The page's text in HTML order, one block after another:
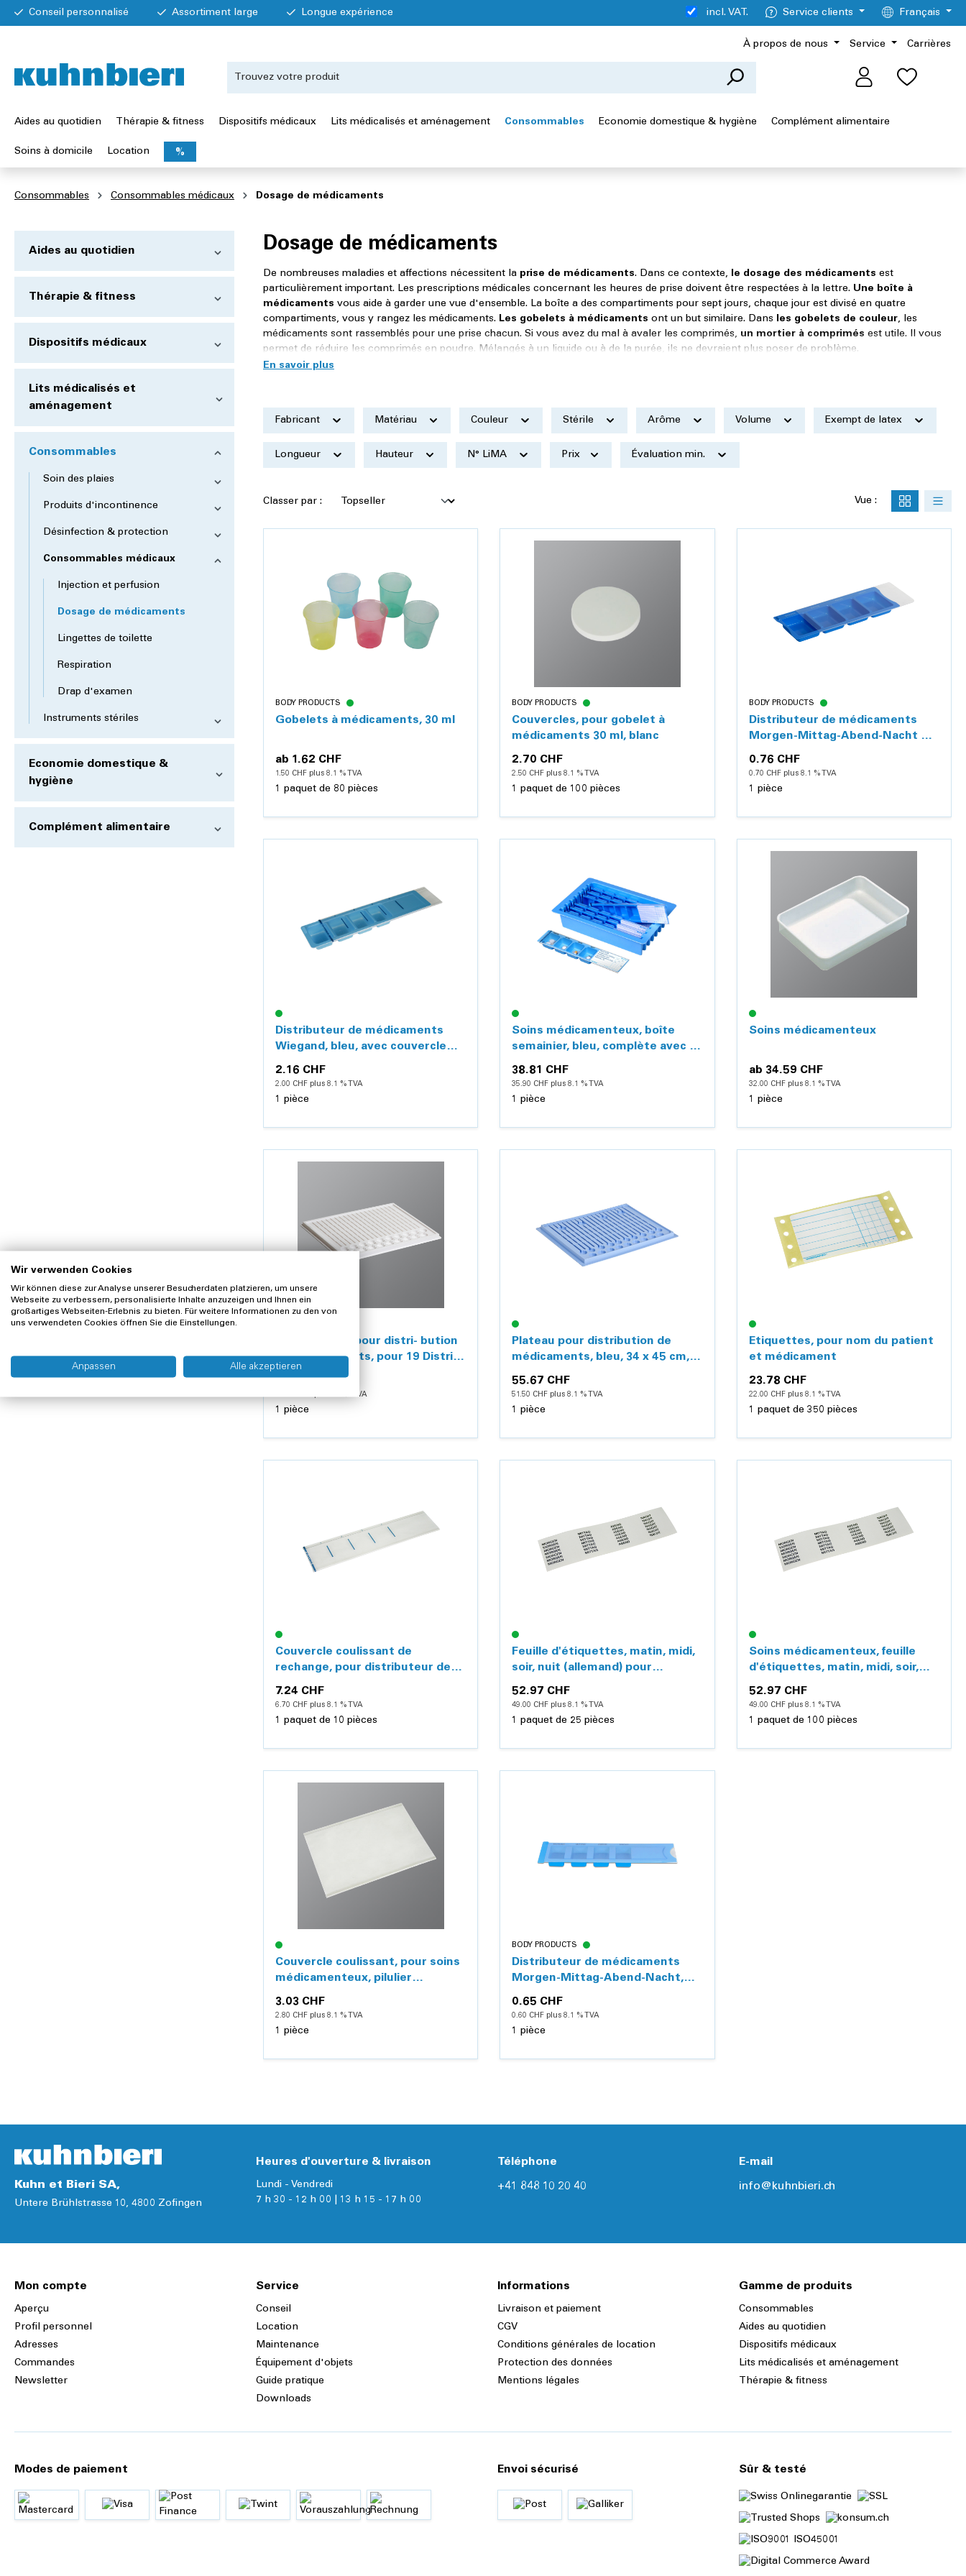
Conseil personnalisé Assortiment large Longue expérience incl. VAT. Service clients Français
À propos de nous Service Carrières
Aides au quotidien Thérapie & fitness Dispositifs médicaux Lits médicalisés et aménagement Consommables Economie domestique & hygiène Complément alimentaire
Soins à domicile Location %
Consommables Consommables médicaux Dosage de médicaments
Aides au quotidien
Thérapie & fitness
Dispositifs médicaux
Lits médicalisés et
aménagement
Consommables
Soin des plaies
Produits d'incontinence
Désinfection & protection
Consommables médicaux
Injection et perfusion
Dosage de médicaments
Lingettes de toilette
Respiration
Drap d'examen
Instruments stériles
Economie domestique &
hygiène
Complément alimentaire
Dosage de médicaments
De nombreuses maladies et affections nécessitent la prise de médicaments. Dans ce contexte, le dosage des médicaments est
particulièrement important. Les prescriptions médicales concernant les heures de prise doivent être respectées à la lettre. Une boîte à
médicaments vous aide à garder une vue d'ensemble. La boîte a des compartiments pour sept jours, chaque jour est divisé en quatre
compartiments, vous y rangez les médicaments. Les gobelets à médicaments ont un but similaire. Dans les gobelets de couleur, les
médicaments sont rassemblés pour une prise chacun. Si vous avez du mal à avaler les comprimés, un mortier à comprimés est utile. Il vous
permet de réduire les comprimés en poudre. Mélangés à un liquide ou à de la purée, ils ne devraient plus poser de problème.
Fabricant Matériau Couleur Stérile Arôme Volume Exempt de latex
Longueur Hauteur N° LiMA Prix Évaluation min.
Classer par : Vue :
BODY PRODUCTS
Gobelets à médicaments, 30 ml
ab 1.62 CHF
1.50 CHF plus 8.1 % TVA
1 paquet de 80 pièces
BODY PRODUCTS
Couvercles, pour gobelet à
médicaments 30 ml, blanc
2.70 CHF
2.50 CHF plus 8.1 % TVA
1 paquet de 100 pièces
BODY PRODUCTS
Distributeur de médicaments
Morgen-Mittag-Abend-Nacht XL,
bleu, avec couvercle coulissant
0.76 CHF
0.70 CHF plus 8.1 % TVA
1 pièce
Distributeur de médicaments
Wiegand, bleu, avec couvercle
coulissant
2.16 CHF
2.00 CHF plus 8.1 % TVA
1 pièce
Soins médicamenteux, boîte
semainier, bleu, complète avec 7
distributeurs, etiquettes et
couvercle
38.81 CHF
35.90 CHF plus 8.1 % TVA
1 pièce
Soins médicamenteux
ab 34.59 CHF
32.00 CHF plus 8.1 % TVA
1 pièce
Plateau blanc pour distri- bution
de médicaments, pour 19 Distri-
19 médicaments
16.76 CHF
15.50 CHF plus 8.1 % TVA
1 pièce
Plateau pour distribution de
médicaments, bleu, 34 x 45 cm,
pour machine à laver
55.67 CHF
51.50 CHF plus 8.1 % TVA
1 pièce
Etiquettes, pour nom du patient
et médicament
23.78 CHF
22.00 CHF plus 8.1 % TVA
1 paquet de 350 pièces
Couvercle coulissant de
rechange, pour distributeur de
médicaments
7.24 CHF
6.70 CHF plus 8.1 % TVA
1 paquet de 10 pièces
Feuille d'étiquettes, matin, midi,
soir, nuit (allemand) pour
MediDispenser
52.97 CHF
49.00 CHF plus 8.1 % TVA
1 paquet de 25 pièces
Soins médicamenteux, feuille
d'étiquettes, matin, midi, soir,
nuit (français)
52.97 CHF
49.00 CHF plus 8.1 % TVA
1 paquet de 100 pièces
Couvercle coulissant, pour soins
médicamenteux, pilulier
semainier
3.03 CHF
2.80 CHF plus 8.1 % TVA
1 pièce
BODY PRODUCTS
Distributeur de médicaments
Morgen-Mittag-Abend-Nacht,
bleu, avec couvercle coulissant
0.65 CHF
0.60 CHF plus 8.1 % TVA
1 pièce
Kuhn et Bieri SA,
Untere Brühlstrasse 10, 4800 Zofingen
Heures d'ouverture & livraison
Lundi - Vendredi
7 h 30 - 12 h 00 | 13 h 15 - 17 h 00
Téléphone
+41 848 10 20 40
E-mail
info@kuhnbieri.ch
Mon compte
Aperçu
Profil personnel
Adresses
Commandes
Newsletter
Service
Conseil
Location
Maintenance
Équipement d'objets
Guide pratique
Downloads
Informations
Livraison et paiement
CGV
Conditions générales de location
Protection des données
Mentions légales
Gamme de produits
Consommables
Aides au quotidien
Dispositifs médicaux
Lits médicalisés et aménagement
Thérapie & fitness
Modes de paiement Envoi sécurisé Sûr & testé
Wir verwenden Cookies
Wir können diese zur Analyse unserer Besucherdaten platzieren, um unsere
Webseite zu verbessern, personalisierte Inhalte anzuzeigen und Ihnen ein
großartiges Webseiten-Erlebnis zu bieten. Für weitere Informationen zu den von
uns verwendeten Cookies öffnen Sie die Einstellungen.
Anpassen Alle akzeptieren